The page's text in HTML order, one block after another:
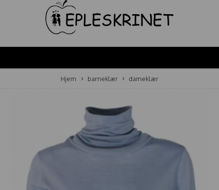
Hjem barneklær dameklær